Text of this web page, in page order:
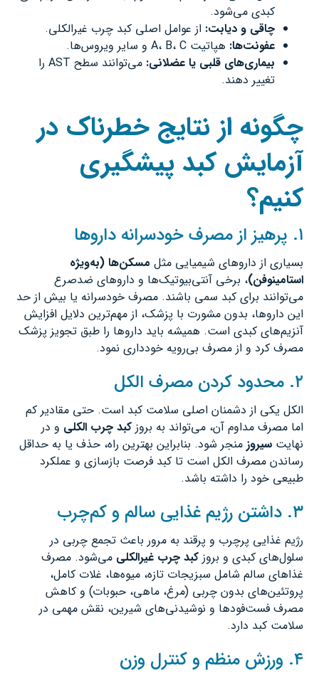
کبدی می‌شود.
چاقی و دیابت: از عوامل اصلی کبد چرب غیرالکلی.
عفونت‌ها: هپاتیت A، B، C و سایر ویروس‌ها.
بیماری‌های قلبی یا عضلانی:
می‌توانند سطح AST را
تغییر دهند.
چگونه از نتایج خطرناک در
آزمایش کبد پیشگیری
کنیم؟
۱. پرهیز از مصرف خودسرانه داروها
بسیاری از داروهای شیمیایی مثل مسکن‌ها (به‌ویژه
استامینوفن)، برخی آنتی‌بیوتیک‌ها و داروهای ضدصرع
می‌توانند برای کبد سمی باشند. مصرف خودسرانه یا بیش از حد
این داروها، بدون مشورت با پزشک، از مهم‌ترین دلایل افزایش
آنزیم‌های کبدی است. همیشه باید داروها را طبق تجویز پزشک
مصرف کرد و از مصرف بی‌رویه خودداری نمود.
۲. محدود کردن مصرف الکل
الکل یکی از دشمنان اصلی سلامت کبد است. حتی مقادیر کم
اما مصرف مداوم آن، می‌تواند به بروزکبد چرب الکلی و در
نهایتسیروز منجر شود. بنابراین بهترین راه، حذف یا به حداقل
رساندن مصرف الکل است تا کبد فرصت بازسازی و عملکرد
طبیعی خود را داشته باشد.
۳. داشتن رژیم غذایی سالم و کم‌چرب
رژیم غذایی پرچرب و پرقند به مرور باعث تجمع چربی در
سلول‌های کبدی و بروزکبد چرب غیرالکلی می‌شود. مصرف
غذاهای سالم شامل سبزیجات تازه، میوه‌ها، غلات کامل،
پروتئین‌های بدون چربی (مرغ، ماهی، حبوبات) و کاهش
مصرف فست‌فودها و نوشیدنی‌های شیرین، نقش مهمی در
سلامت کبد دارد.
۴. ورزش منظم و کنترل وزن